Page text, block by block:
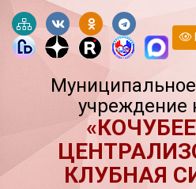
учреждение
КЛУБНАЯ